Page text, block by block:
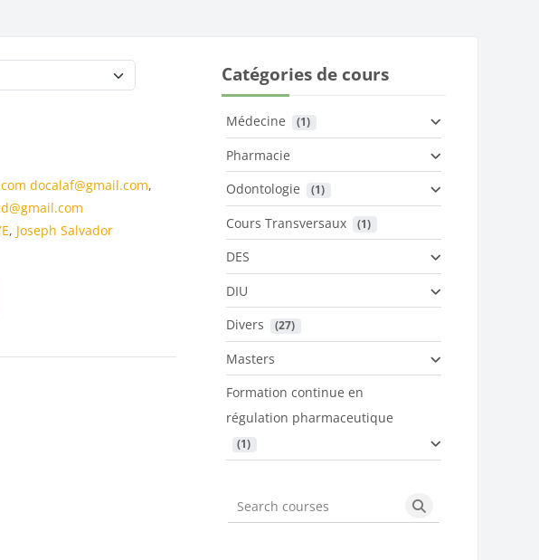
docalaf@gmail.com,
, Joseph Salvador
Catégories de cours
Médecine (1)
Pharmacie
Odontologie
(1)
Cours Transversaux (1)
DES
DIU
Divers
(27)
Masters
Formation continue en
régulation pharmaceutique
(1)
Search courses Search courses